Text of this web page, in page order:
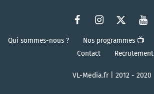
Qui sommes-nous ? Nos programmes 📺
Contact
Recrutement
VL-Media.fr | 2012 - 2020